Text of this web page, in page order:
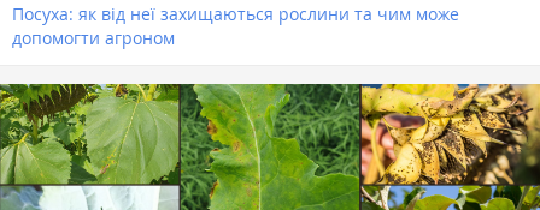
Посуха: як від неї захищаються рослини та чим може
допомогти агроном